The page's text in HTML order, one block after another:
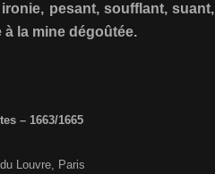
pesant, soufflant, suant,
la mine dégoûtée.
– 1663/1665
Louvre, Paris